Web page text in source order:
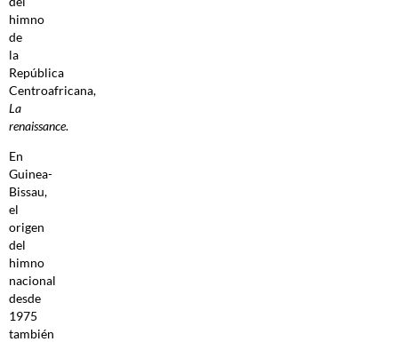
himno
de
la
República
Centroafricana,
La
renaissance.
En
Guinea-
Bissau,
el
origen
del
himno
nacional
desde
1975
también